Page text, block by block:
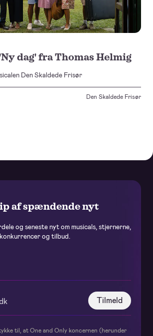
dag' fra Thomas Helmig
Den Skaldede Frisør
Den Skaldede Frisør
af spændende nyt
og seneste nyt om musicals, stjernerne,
og tilbud.
Tilmeld
til, at One and Only koncernen (herunder